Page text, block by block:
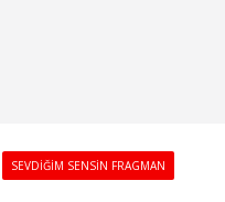
SEVDIĞIM SENSIN FRAGMAN